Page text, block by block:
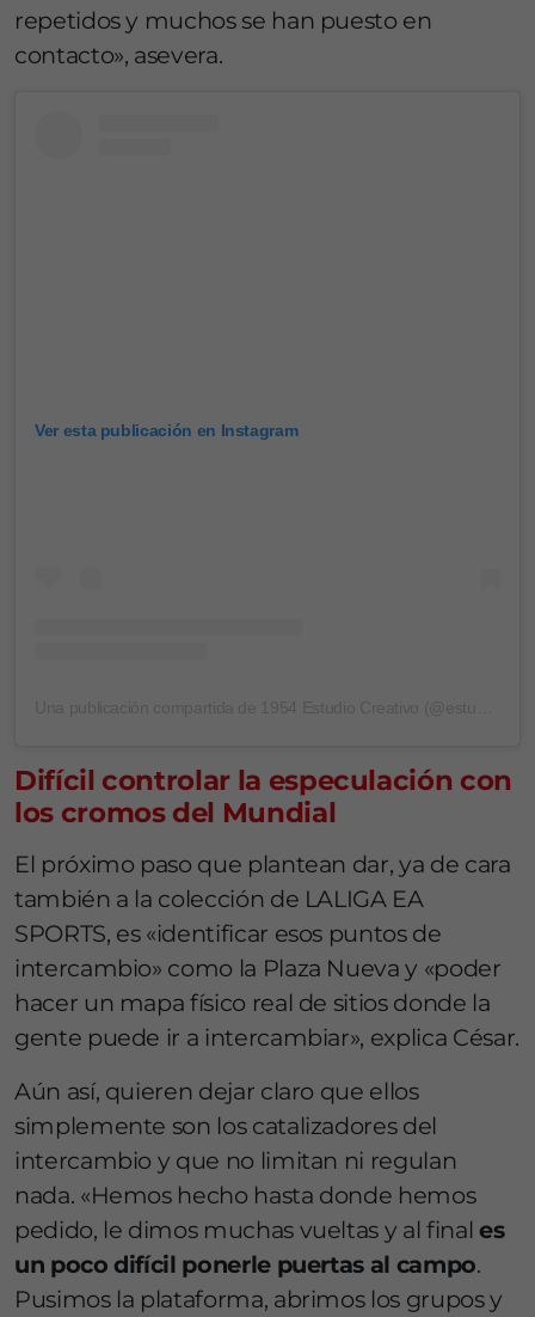
repetidos y muchos se han puesto en
contacto», asevera.
Ver esta publicación en Instagram
Difícil controlar la especulación con
los cromos del Mundial
El próximo paso que plantean dar, ya de cara
también a la colección de LALIGA EA
SPORTS, es «identificar esos puntos de
intercambio» como la Plaza Nueva y «poder
hacer un mapa físico real de sitios donde la
gente puede ir a intercambiar», explica César.
Aún así, quieren dejar claro que ellos
simplemente son los catalizadores del
intercambio y que no limitan ni regulan
nada. «Hemos hecho hasta donde hemos
pedido, le dimos muchas vueltas y al final es
un poco difícil ponerle puertas al campo.
Pusimos la plataforma, abrimos los grupos y